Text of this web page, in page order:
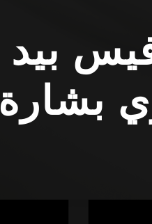
بيد
بشارة